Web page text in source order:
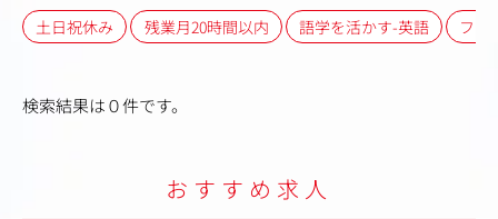
土日祝休み 残業月20時間以内 語学を活かす-英語 フレ
検索結果は０件です。
おすすめ求人